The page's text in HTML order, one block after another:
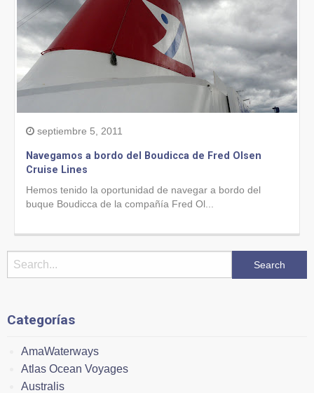
septiembre 5, 2011
Navegamos a bordo del Boudicca de Fred Olsen
Cruise Lines
Hemos tenido la oportunidad de navegar a bordo del
buque Boudicca de la compañía Fred Ol...
Categorías
AmaWaterways
Atlas Ocean Voyages
Australis